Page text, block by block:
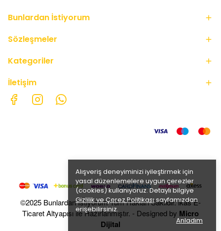
Alışveriş deneyiminizi iyileştirmek için
yasal düzenlemelere uygun çerezler
(cookies) kullanıyoruz. Detaylı bilgiye
Gizlilik ve Çerez Politikasısayfamızdan
erişebilirsiniz.
Anladım
Bunlardan İstiyorum
Sözleşmeler
Kategoriler
İletişim
©2025 Bunlardan İstiyorum Tüm Hakları Saklıdır. ikas E-
Ticaret Altyapısı ile Hazırlanmıştır. - Designed by Micro
Dijital